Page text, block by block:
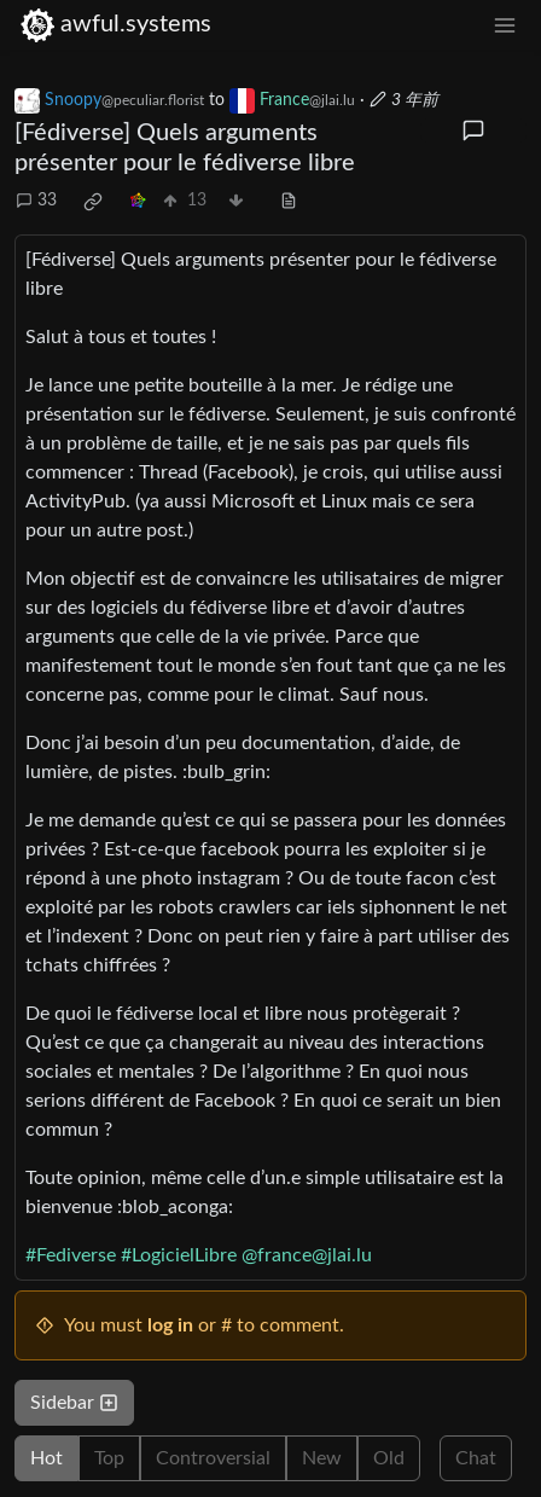
awful.systems
Snoopy@peculiar.florist to France@jlai.lu · 3 年前
[Fédiverse] Quels arguments
présenter pour le fédiverse libre
33 13
[Fédiverse] Quels arguments présenter pour le fédiverse
libre
Salut à tous et toutes !
Je lance une petite bouteille à la mer. Je rédige une
présentation sur le fédiverse. Seulement, je suis confronté
à un problème de taille, et je ne sais pas par quels fils
commencer : Thread (Facebook), je crois, qui utilise aussi
ActivityPub. (ya aussi Microsoft et Linux mais ce sera
pour un autre post.)
Mon objectif est de convaincre les utilisataires de migrer
sur des logiciels du fédiverse libre et d’avoir d’autres
arguments que celle de la vie privée. Parce que
manifestement tout le monde s’en fout tant que ça ne les
concerne pas, comme pour le climat. Sauf nous.
Donc j’ai besoin d’un peu documentation, d’aide, de
lumière, de pistes. ​:bulb_grin:​
Je me demande qu’est ce qui se passera pour les données
privées ? Est-ce-que facebook pourra les exploiter si je
répond à une photo instagram ? Ou de toute facon c’est
exploité par les robots crawlers car iels siphonnent le net
et l’indexent ? Donc on peut rien y faire à part utiliser des
tchats chiffrées ?
De quoi le fédiverse local et libre nous protègerait ?
Qu’est ce que ça changerait au niveau des interactions
sociales et mentales ? De l’algorithme ? En quoi nous
serions différent de Facebook ? En quoi ce serait un bien
commun ?
Toute opinion, même celle d’un.e simple utilisataire est la
bienvenue ​:blob_aconga:​
#Fediverse #LogicielLibre @france@jlai.lu
You must log in or # to comment.
Sidebar
Hot Top Controversial New Old Chat